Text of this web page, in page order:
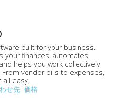
built for your business.
your finances, automates
helps you work collectively
vendor bills to expenses,
all easy.
せ先 価格